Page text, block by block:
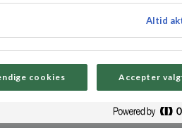
Altid
cookies Accepter